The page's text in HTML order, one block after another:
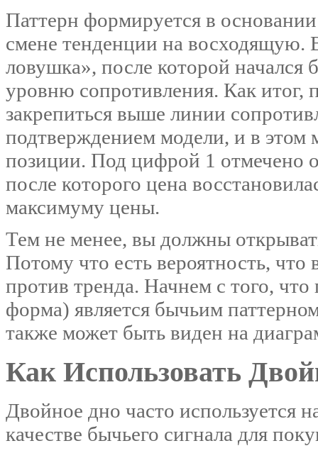
Паттерн формируется в
смене тенденции на восходящую.
ловушка», после которой начался
уровню сопротивления. Как итог,
закрепиться выше линии
подтверждением модели, и в этом
позиции. Под цифрой 1 отмечено
после которого цена
максимуму цены.
Тем не менее, вы должны
Потому что есть вероятность, что
против тренда. Начнем с того,
форма) является бычьим
также может быть виден на
Как Использовать
Двойное дно часто используется
качестве бычьего сигнала для